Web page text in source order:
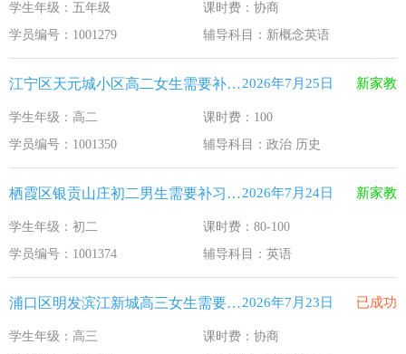
学生年级：五年级
课时费：协商
学员编号：1001279
辅导科目：新概念英语
江宁区天元城小区高二女生需要补习政治 历史2026年7月25日 新家教
学生年级：高二
课时费：100
学员编号：1001350
辅导科目：政治 历史
栖霞区银贡山庄初二男生需要补习英语2026年7月24日 新家教
学生年级：初二
课时费：80-100
学员编号：1001374
辅导科目：英语
浦口区明发滨江新城高三女生需要补习系统补习高2026年7月23日 已成功
学生年级：高三
课时费：协商